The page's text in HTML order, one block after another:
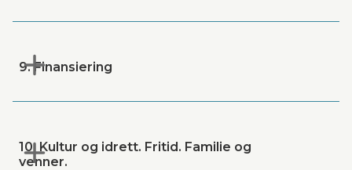
9. Finansiering
10. Kultur og idrett. Fritid. Familie og
venner.